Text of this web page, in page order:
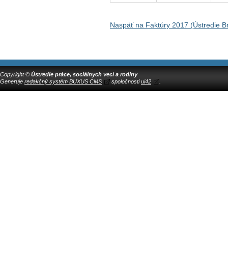
Naspäť na Faktúry 2017 (Ústredie
Copyright © Ústredie práce, sociálnych vecí a rodiny
Generuje redakčný systém BUXUS CMS spoločnostiui42